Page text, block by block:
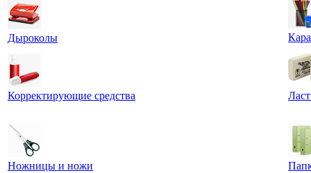
Дыроколы
Корректирующие средства
Ножницы и ножи